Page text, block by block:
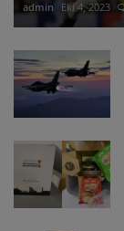
admin Eki 4, 2023